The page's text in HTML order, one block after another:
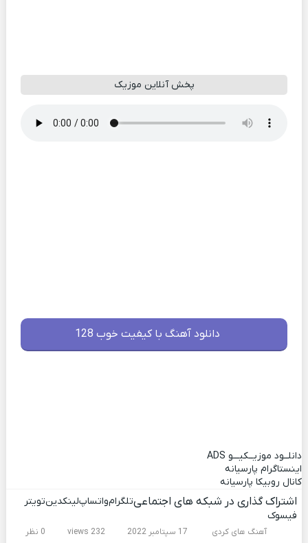
پخش آنلاین موزیک
دانلود آهنگ با کیفیت خوب 128
دانلــود موزیــکیـــو ADS
اینستاگرام پارسیانه
کانال روبیکا پارسیانه
اشتراک گذاری در شبکه های اجتماعیتلگرامواتساپلینکدینتویتر
فیسوک
آهنگ های کردی 17 سپتامبر 2022 232 views 0 نظر